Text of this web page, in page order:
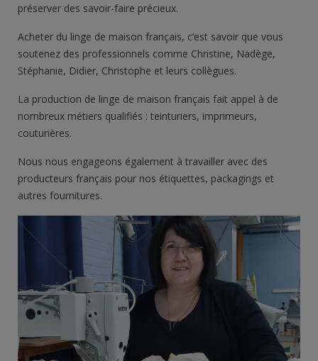
préserver des savoir-faire précieux.
Acheter du linge de maison français, c’est savoir que vous
soutenez des professionnels comme Christine, Nadège,
Stéphanie, Didier, Christophe et leurs collègues.
La production de linge de maison français fait appel à de
nombreux métiers qualifiés : teinturiers, imprimeurs,
couturières.
Nous nous engageons également à travailler avec des
producteurs français pour nos étiquettes, packagings et
autres fournitures.